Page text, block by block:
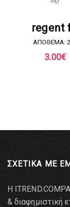
regent
ΑΠΟΘΕΜΑ:
3.00€
ΣΧΕΤΙΚΑ ΜΕ
Η
& διαφημιστική